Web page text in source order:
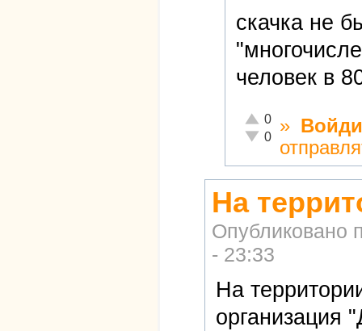
скачка не
человек в
Отлично!
0
Неадекватно!
0
»
На
Опубликовано
- 23:33
На
организация